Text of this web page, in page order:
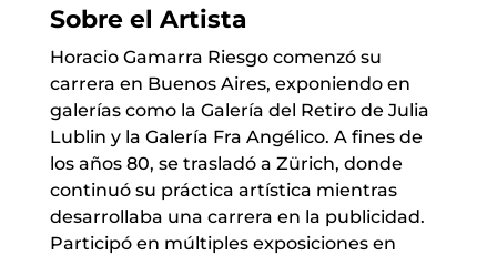
Sobre el Artista
Horacio Gamarra Riesgo comenzó su
carrera en Buenos Aires, exponiendo en
galerías como la Galería del Retiro de Julia
Lublin y la Galería Fra Angélico. A fines de
los años 80, se trasladó a Zürich, donde
continuó su práctica artística mientras
desarrollaba una carrera en la publicidad.
Participó en múltiples exposiciones en